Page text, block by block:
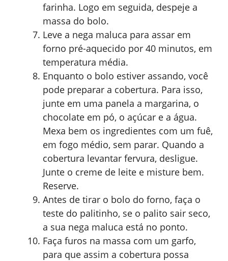
farinha. Logo em seguida, despeje a
massa do bolo.
Leve a nega maluca para assar em
forno pré-aquecido por 40 minutos, em
temperatura média.
Enquanto o bolo estiver assando, você
pode preparar a cobertura. Para isso,
junte em uma panela a margarina, o
chocolate em pó, o açúcar e a água.
Mexa bem os ingredientes com um fuê,
em fogo médio, sem parar. Quando a
cobertura levantar fervura, desligue.
Junte o creme de leite e misture bem.
Reserve.
Antes de tirar o bolo do forno, faça o
teste do palitinho, se o palito sair seco,
a sua nega maluca está no ponto.
Faça furos na massa com um garfo,
para que assim a cobertura possa